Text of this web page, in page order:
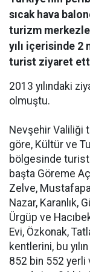
sıcak hava
turizm
yılı içerisinde 2
turist ziyaret
2013 yılındaki
olmuştu.
Nevşehir Valiliği
göre, Kültür ve
bölgesinde
başta Göreme
Zelve,
Nazar, Karanlık,
Ürgüp ve
Evi, Özkonak,
kentlerini, bu
852 bin 552 yerli